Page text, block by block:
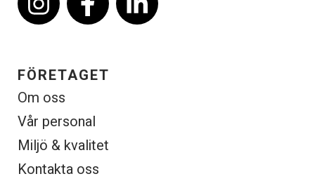
FÖRETAGET
Om oss
Vår personal
Miljö & kvalitet
Kontakta oss